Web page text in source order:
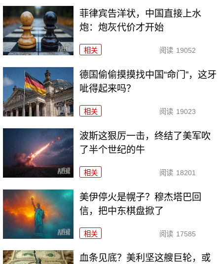
菲律宾告洋状，中国直接上水
炮：炮灰代价才开始
相关 阅读 19052
德国偷偷摸摸找中国“命门”，这牙
呲得起来吗？
相关 阅读 19023
波斯这狠厉一击，终结了美军吹
了半个世纪的牛
相关 阅读 18201
美伊停火是幌子？穆杰塔巴回
信，把中东棋盘掀了
相关 阅读 17585
血条见底？美利坚这艘巨轮，或